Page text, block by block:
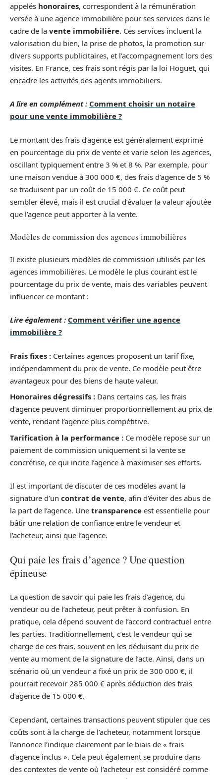
appelés honoraires, correspondent à la rémunération
versée à une agence immobilière pour ses services dans le
cadre de la vente immobilière. Ces services incluent la
valorisation du bien, la prise de photos, la promotion sur
divers supports publicitaires, et l’accompagnement lors des
visites. En France, ces frais sont régis par la loi Hoguet, qui
encadre les activités des agents immobiliers.
A lire en complément : Comment choisir un notaire
pour une vente immobilière ?
Le montant des frais d’agence est généralement exprimé
en pourcentage du prix de vente et varie selon les agences,
oscillant typiquement entre 3 % et 8 %. Par exemple, pour
une maison vendue à 300 000 €, des frais d’agence de 5 %
se traduisent par un coût de 15 000 €. Ce coût peut
sembler élevé, mais il est crucial d’évaluer la valeur ajoutée
que l’agence peut apporter à la vente.
Modèles de commission des agences immobilières
Il existe plusieurs modèles de commission utilisés par les
agences immobilières. Le modèle le plus courant est le
pourcentage du prix de vente, mais des variables peuvent
influencer ce montant :
Lire également : Comment vérifier une agence
immobilière ?
Frais fixes : Certaines agences proposent un tarif fixe,
indépendamment du prix de vente. Ce modèle peut être
avantageux pour des biens de haute valeur.
Honoraires dégressifs : Dans certains cas, les frais
d’agence peuvent diminuer proportionnellement au prix de
vente, rendant l’agence plus compétitive.
Tarification à la performance : Ce modèle repose sur un
paiement de commission uniquement si la vente se
concrétise, ce qui incite l’agence à maximiser ses efforts.
Il est important de discuter de ces modèles avant la
signature d’un contrat de vente, afin d’éviter des abus de
la part de l’agence. Une transparence est essentielle pour
bâtir une relation de confiance entre le vendeur et
l’acheteur, ainsi que l’agence.
Qui paie les frais d’agence ? Une question
épineuse
La question de savoir qui paie les frais d’agence, du
vendeur ou de l’acheteur, peut prêter à confusion. En
pratique, cela dépend souvent de l’accord contractuel entre
les parties. Traditionnellement, c’est le vendeur qui se
charge de ces frais, souvent en les déduisant du prix de
vente au moment de la signature de l’acte. Ainsi, dans un
scénario où un vendeur a fixé un prix de 300 000 €, il
pourrait recevoir 285 000 € après déduction des frais
d’agence de 15 000 €.
Cependant, certaines transactions peuvent stipuler que ces
coûts sont à la charge de l’acheteur, notamment lorsque
l’annonce l’indique clairement par le biais de « frais
d’agence inclus ». Cela peut également se produire dans
des contextes de vente où l’acheteur est considéré comme